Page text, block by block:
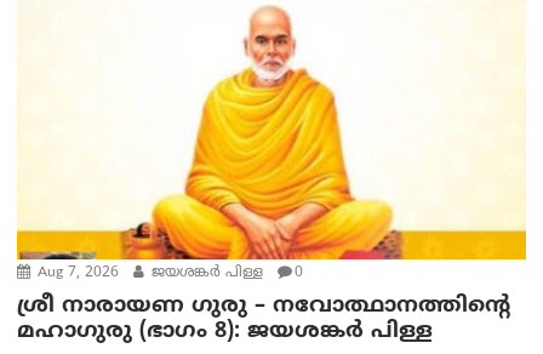
Aug 7, 2026 ജയശങ്കര്‍ പിള്ള 0
ശ്രീ നാരായണ ഗുരു – നവോത്ഥാനത്തിന്റെ
മഹാഗുരു (ഭാഗം 8): ജയശങ്കര്‍ പിള്ള